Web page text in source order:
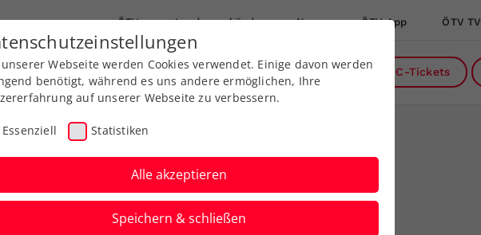
ÖTV Landesverbände News ÖTV App ÖTV TV
Ausbildung Services Über uns FAQ DC-Tickets
Webseite werden Cookies verwendet. Einige davon werden
benötigt, während es uns andere ermöglichen, Ihre
auf unserer Webseite zu verbessern.
Essenziell Statistiken
Alle akzeptieren
Speichern & schließen